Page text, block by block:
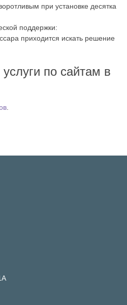
при установке десятка
поддержки:
приходится искать решение
по сайтам в